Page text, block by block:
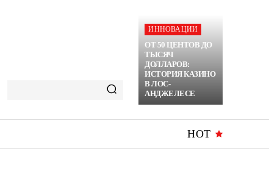
ИННОВАЦИИ
ОТ 50 ЦЕНТОВ ДО
ТЫСЯЧ
ДОЛЛАРОВ:
ИСТОРИЯ КАЗИНО
В ЛОС-
АНДЖЕЛЕСЕ
HOT